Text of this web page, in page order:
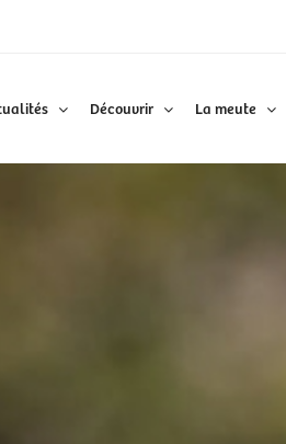
Découvrir La meute